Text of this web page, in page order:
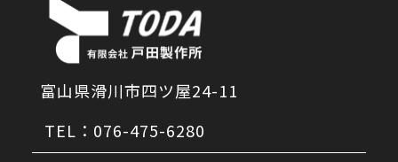
富山県滑川市四ツ屋24-11
TEL：076-475-6280